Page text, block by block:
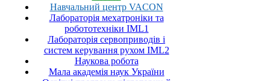
Навчальний центр VACON
Лабораторія мехатроніки та
робототехніки IML1
Лабораторія сервоприводів і
систем керування рухом IML2
Наукова робота
Мала академія наук України